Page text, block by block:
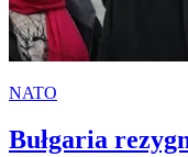
NATO
Bułgaria